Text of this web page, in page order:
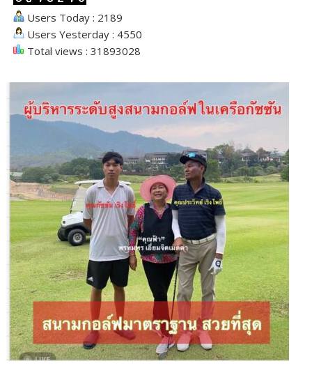
Users Today : 2189
Users Yesterday : 4550
Total views : 31893028